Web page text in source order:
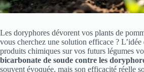
Les doryphores dévorent vos plants de
vous cherchez une solution efficace ? L’idée
produits chimiques sur vos futurs légumes
bicarbonate de soude contre les
souvent évoquée, mais son efficacité réelle